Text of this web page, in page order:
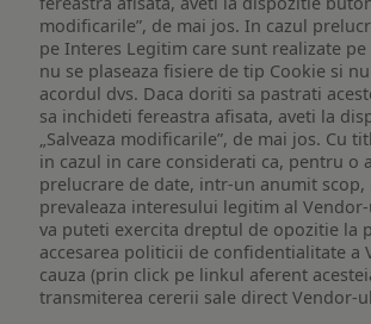
modificarile”, de mai jos. In cazul
pe Interes Legitim care sunt realizate pe
nu se plaseaza fisiere de tip Cookie si
acordul dvs. Daca doriti sa pastrati
sa inchideti fereastra afisata, aveti la
„Salveaza modificarile”, de mai jos. Cu
in cazul in care considerati ca, pentru o
prelucrare de date, intr-un anumit scop,
prevaleaza interesului legitim al
va puteti exercita dreptul de opozitie la
accesarea politicii de confidentialitate a
cauza (prin click pe linkul aferent
transmiterea cererii sale direct Vendor-